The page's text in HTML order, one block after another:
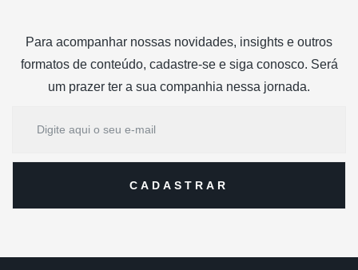
Para acompanhar nossas novidades, insights e outros
formatos de conteúdo, cadastre-se e siga conosco. Será
um prazer ter a sua companhia nessa jornada.